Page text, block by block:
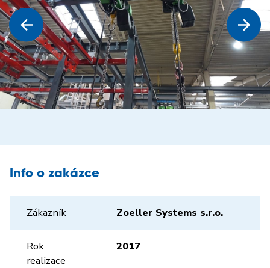
Info o zakázce
Zákazník Zoeller Systems s.r.o.
Rok
realizace
2017